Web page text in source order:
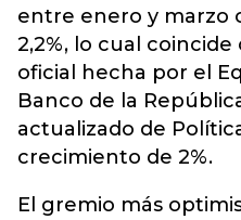
entre enero y marzo
2,2%, lo cual
oficial hecha por el
Banco de la
actualizado de
crecimiento de 2%.
El gremio más